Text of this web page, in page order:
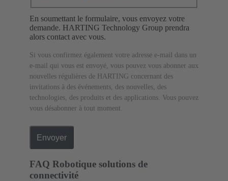
En soumettant le formulaire, vous envoyez votre
demande. HARTING Technology Group prendra
alors contact avec vous.
Si vous confirmez également votre adresse e-mail dans un
e-mail qui vous est envoyé, vous pouvez vous abonner aux
nouvelles régulières de HARTING concernant des
invitations à des événements, des nouvelles, des
technologies, des produits et des applications. Vous pouvez
vous désabonner à tout moment.
Envoyer
FAQ Robotique solutions de
connectivité